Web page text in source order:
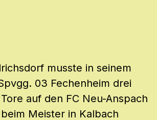
musste in seinem
03 Fechenheim drei
auf den FC Neu-Anspach
Meister in Kalbach